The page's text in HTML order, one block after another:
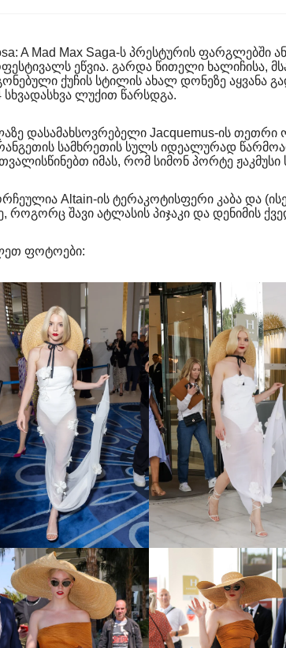
A Mad Max Saga-ს პრესტურის ფარგლებში
ეწვია. გარდა წითელი ხალიჩისა,
ქუჩის სტილის ახალ დონეზე აყვანა
სხვადასხვა ლუქით წარსდგა.
დასამახსოვრებელი Jacquemus-ის თეთრი
სამხრეთის სულს იდეალურად
იმას, რომ სიმონ პორტე
Altain-ის ტერაკოტისფერი კაბა და
როგორც შავი ატლასის პიჯაკი და დენიმის
ფოტოები: